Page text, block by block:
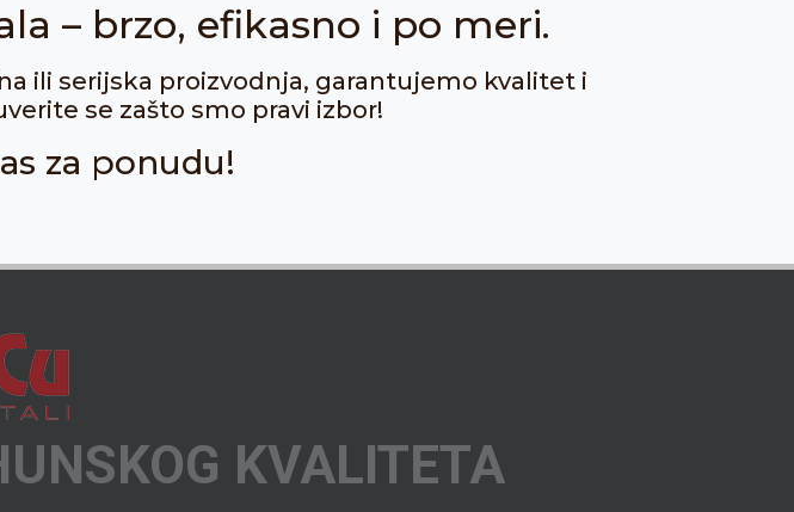
– brzo, efikasno i po meri.
ili serijska proizvodnja, garantujemo kvalitet i
se zašto smo pravi izbor!
za ponudu!
KVALITETA